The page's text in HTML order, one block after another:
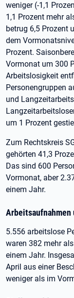
weniger (-1,1
1,1 Prozent mehr
betrug 6,5 Prozent
dem
Prozent.
Vormonat um 300
Arbeitslosigkeit
Personengruppen
und
um 1 Prozent
Zum Rechtskreis
gehörten 41,3
Das sind 600
Vormonat, aber
einem Jahr.
Arbeitsaufnahmen
5.556 arbeitslose
waren 382 mehr
einem Jahr.
April aus einer
weniger als im